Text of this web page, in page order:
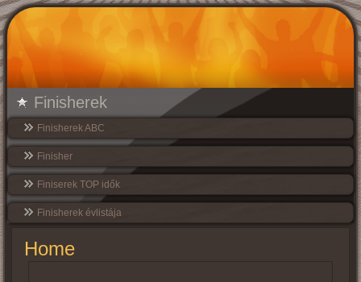
Finisherek
Finisherek ABC
Finisher
Finiserek TOP idők
Finisherek évlistája
Home